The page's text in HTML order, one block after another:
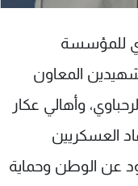
للمؤسسة
المعاون
وأهالي عكار
العسكريين
عن الوطن وحماية